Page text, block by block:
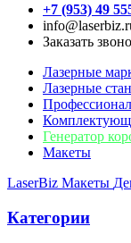
+7 (953) 49
Заказать
Лазерные
Лазерные
Генератор
Макеты
LaserBiz Макеты
Категории